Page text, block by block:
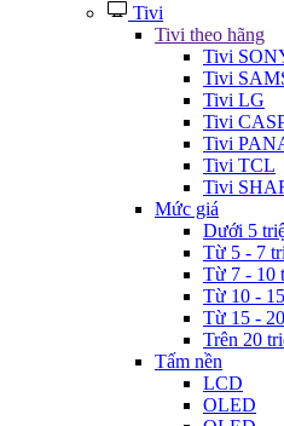
Tivi
Tivi theo hãng
Tivi
Tivi
Tivi LG
Tivi
Tivi
Tivi TCL
Tivi
Mức giá
Dưới 5
Từ 5 - 7
Từ 7 - 10
Từ 10 -
Từ 15 -
Trên 20
Tấm nền
LCD
OLED